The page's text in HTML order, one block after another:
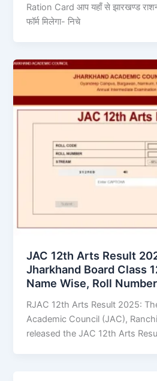
Ration Card आप यहाँ से झारखण्ड
फॉर्म मिलेगा- निचे
JAC 12th Arts Result
Jharkhand Board Class
Name Wise, Roll
RJAC 12th Arts Result 2025:
Academic Council (JAC),
released the JAC 12th Arts